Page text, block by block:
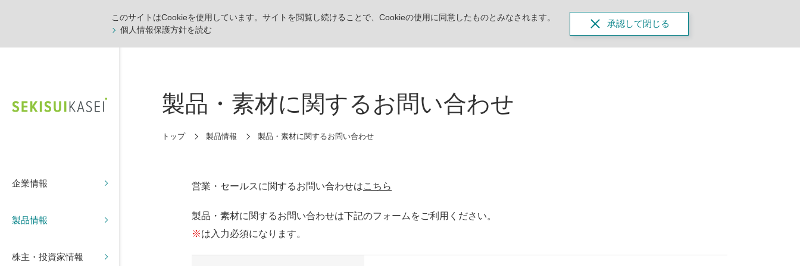
このサイトはCookieを使用しています。サイトを閲覧し続けることで、Cookieの使用に同意したものとみなされます。
個人情報保護方針を読む
承認して閉じる
企業情報
製品情報
株主・投資家情報
製品・素材に関するお問い合わせ
トップ 製品情報 製品・素材に関するお問い合わせ
営業・セールスに関するお問い合わせはこちら
製品・素材に関するお問い合わせは下記のフォームをご利用ください。
※は入力必須になります。